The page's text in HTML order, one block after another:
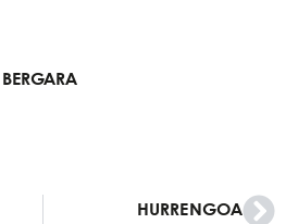
HURRENGOA